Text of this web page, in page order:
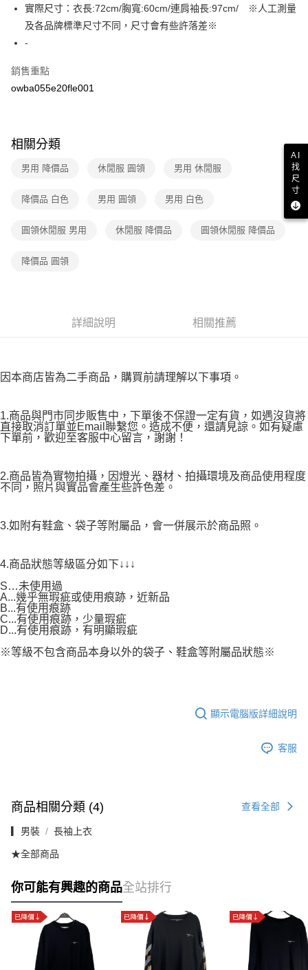
【「AFTEE先享後付」結帳流程】
１．於結帳方式選擇「AFTEE先享後付」後，將跳轉至「AFTEE先享後付」
結帳頁面，進行簡訊認證並確認金額後，即可完成結帳。
３．收到繳費通知簡訊後14天內，點擊此簡訊中的連結，可透過四大超商／
※ 請注意：結帳手續完成當下不需立刻繳費，但若您需要取消訂單，請聯絡
是否繳費成功／繳費後需取消欲退款等相關疑問，請聯繫「AFTEE先享後付
１．透過由恩沛科技股份有限公司提供之「AFTEE先享後付」服務完成之交
易，需依本服務之必要範圍內提供個人資料，並將交易相關給付款項請求債
２．關於個人資料處理事宜，請瀏覽以下網址：
３．未成年的使用者請事先徵得法定代理人或監護人之同意方可使用
「AFTEE先享後付」，若未經同意申辦者引起之損失，本公司不負相關責
請求用戶進行身份認證。
５．嚴禁一人註冊多個帳號或使用他人資訊註冊。若發現惡意使用之情形，
宅配
免運費
實際尺寸：衣長:72cm/胸寬:60cm/連肩袖長:97cm/ ※人工測量
及各品牌標準尺寸不同，尺寸會有些許落差※
-
銷售重點
owba055e20fle001
相關分類
男用 降價品 休閒服 圓領 男用 休閒服
降價品 白色 男用 圓領 男用 白色
圓領休閒服 男用 休閒服 降價品 圓領休閒服 降價品
降價品 圓領
詳細說明 相關推薦
因本商店皆為二手商品，購買前請理解以下事項。
1.商品與門市同步販售中，下單後不保證一定有貨，如遇沒貨將
直接取消訂單並Email聯繫您。造成不便，還請見諒。如有疑慮
下單前，歡迎至客服中心留言，謝謝！
2.商品皆為實物拍攝，因燈光、器材、拍攝環境及商品使用程度
不同，照片與實品會產生些許色差。
3.如附有鞋盒、袋子等附屬品，會一併展示於商品照。
4.商品狀態等級區分如下↓↓↓
S…未使用過
A...幾乎無瑕疵或使用痕跡，近新品
B...有使用痕跡
C...有使用痕跡，少量瑕疵
D...有使用痕跡，有明顯瑕疵
※等級不包含商品本身以外的袋子、鞋盒等附屬品狀態※
顯示電腦版詳細說明
客服
商品相關分類 (4) 查看全部
▎男裝 長袖上衣
★全部商品
你可能有興趣的商品全站排行
AI
找
尺
寸